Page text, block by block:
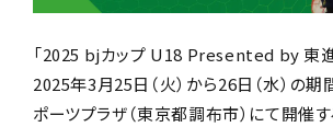
「2025 bjカップ U18 Presented by 東進
2025年3月25日（火）から26日（水）の期
ポーツプラザ（東京都調布市）にて開催